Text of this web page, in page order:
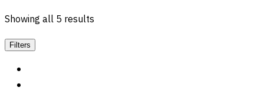
Showing all 5 results
Filters